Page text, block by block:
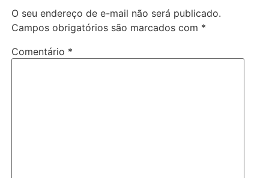
O seu endereço de e-mail não será publicado.
Campos obrigatórios são marcados com *
Comentário *